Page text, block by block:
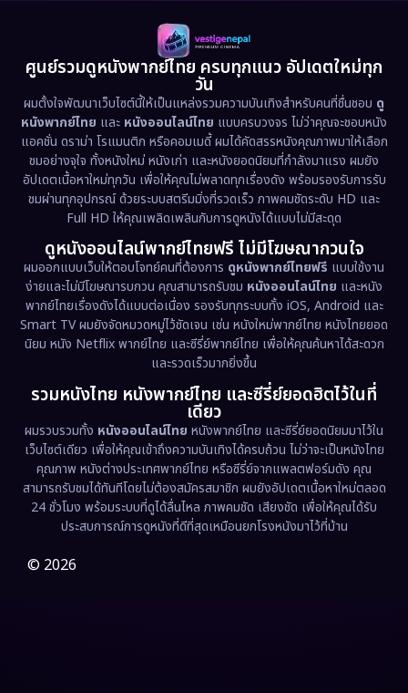
ศูนย์รวมดูหนังพากย์ไทย ครบทุกแนว อัปเดตใหม่ทุก
วัน
ผมตั้งใจพัฒนาเว็บไซต์นี้ให้เป็นแหล่งรวมความบันเทิงสำหรับคนที่ชื่นชอบ ดู
หนังพากย์ไทย และ หนังออนไลน์ไทย แบบครบวงจร ไม่ว่าคุณจะชอบหนัง
แอคชั่น ดราม่า โรแมนติก หรือคอมเมดี้ ผมได้คัดสรรหนังคุณภาพมาให้เลือก
ชมอย่างจุใจ ทั้งหนังใหม่ หนังเก่า และหนังยอดนิยมที่กำลังมาแรง ผมยัง
อัปเดตเนื้อหาใหม่ทุกวัน เพื่อให้คุณไม่พลาดทุกเรื่องดัง พร้อมรองรับการรับ
ชมผ่านทุกอุปกรณ์ ด้วยระบบสตรีมมิ่งที่รวดเร็ว ภาพคมชัดระดับ HD และ
Full HD ให้คุณเพลิดเพลินกับการดูหนังได้แบบไม่มีสะดุด
ดูหนังออนไลน์พากย์ไทยฟรี ไม่มีโฆษณากวนใจ
ผมออกแบบเว็บให้ตอบโจทย์คนที่ต้องการ ดูหนังพากย์ไทยฟรี แบบใช้งาน
ง่ายและไม่มีโฆษณารบกวน คุณสามารถรับชม หนังออนไลน์ไทย และหนัง
พากย์ไทยเรื่องดังได้แบบต่อเนื่อง รองรับทุกระบบทั้ง iOS, Android และ
Smart TV ผมยังจัดหมวดหมู่ไว้ชัดเจน เช่น หนังใหม่พากย์ไทย หนังไทยยอด
นิยม หนัง Netflix พากย์ไทย และซีรี่ย์พากย์ไทย เพื่อให้คุณค้นหาได้สะดวก
และรวดเร็วมากยิ่งขึ้น
รวมหนังไทย หนังพากย์ไทย และซีรี่ย์ยอดฮิตไว้ในที่
เดียว
ผมรวบรวมทั้ง หนังออนไลน์ไทย หนังพากย์ไทย และซีรี่ย์ยอดนิยมมาไว้ใน
เว็บไซต์เดียว เพื่อให้คุณเข้าถึงความบันเทิงได้ครบถ้วน ไม่ว่าจะเป็นหนังไทย
คุณภาพ หนังต่างประเทศพากย์ไทย หรือซีรี่ย์จากแพลตฟอร์มดัง คุณ
สามารถรับชมได้ทันทีโดยไม่ต้องสมัครสมาชิก ผมยังอัปเดตเนื้อหาใหม่ตลอด
24 ชั่วโมง พร้อมระบบที่ดูได้ลื่นไหล ภาพคมชัด เสียงชัด เพื่อให้คุณได้รับ
ประสบการณ์การดูหนังที่ดีที่สุดเหมือนยกโรงหนังมาไว้ที่บ้าน
© 2026